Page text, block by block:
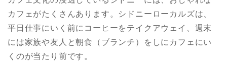
カフェがたくさんあります。シドニーローカルズは、
平日仕事にいく前にコーヒーをテイクアウェイ、週末
には家族や友人と朝食（ブランチ）をしにカフェにい
くのが当たり前です。